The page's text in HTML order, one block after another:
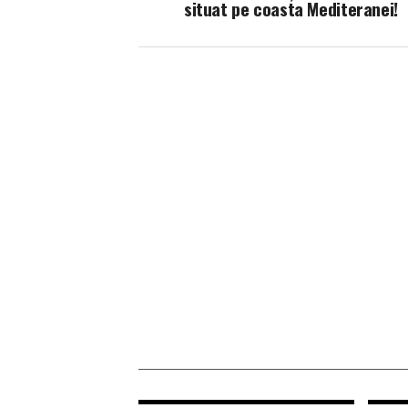
situat pe coasta Mediteranei!